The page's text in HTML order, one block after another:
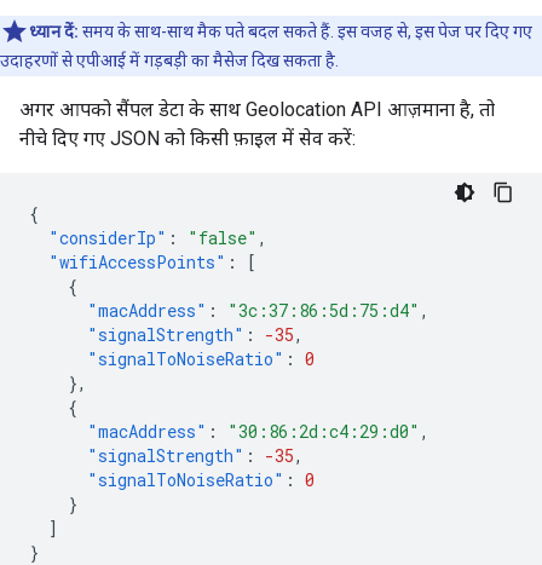
ध्यान दें: समय के साथ-साथ मैक पते बदल सकते हैं. इस वजह से, इस पेज पर दिए गए
उदाहरणों से एपीआई में गड़बड़ी का मैसेज दिख सकता है.
अगर आपको सैंपल डेटा के साथ Geolocation API आज़माना है, तो
नीचे दिए गए JSON को किसी फ़ाइल में सेव करें:
{
"considerIp" : "false" ,
"wifiAccessPoints" :
[
{
"macAddress" : "3c:37:86:5d:75:d4" ,
"signalStrength" : -35,
"signalToNoiseRatio" : 0
},
{
"macAddress" : "30:86:2d:c4:29:d0" ,
"signalStrength" : -35,
"signalToNoiseRatio" : 0
}
]
}